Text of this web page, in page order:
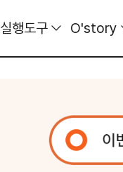
실행도구 O'story